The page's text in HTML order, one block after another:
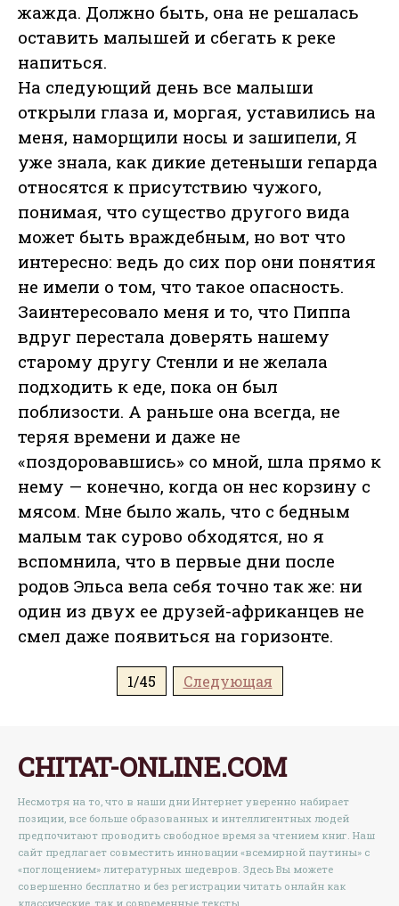
жажда. Должно быть, она не решалась
оставить малышей и сбегать к реке
напиться.
На следующий день все малыши
открыли глаза и, моргая, уставились на
меня, наморщили носы и зашипели, Я
уже знала, как дикие детеныши гепарда
относятся к присутствию чужого,
понимая, что существо другого вида
может быть враждебным, но вот что
интересно: ведь до сих пор они понятия
не имели о том, что такое опасность.
Заинтересовало меня и то, что Пиппа
вдруг перестала доверять нашему
старому другу Стенли и не желала
подходить к еде, пока он был
поблизости. А раньше она всегда, не
теряя времени и даже не
«поздоровавшись» со мной, шла прямо к
нему — конечно, когда он нес корзину с
мясом. Мне было жаль, что с бедным
малым так сурово обходятся, но я
вспомнила, что в первые дни после
родов Эльса вела себя точно так же: ни
один из двух ее друзей-африканцев не
смел даже появиться на горизонте.
1/45 Следующая
CHITAT-ONLINE.COM
Несмотря на то, что в наши дни Интернет уверенно набирает
позиции, все больше образованных и интеллигентных людей
предпочитают проводить свободное время за чтением книг. Наш
сайт предлагает совместить инновации «всемирной паутины» с
«поглощением» литературных шедевров. Здесь Вы можете
совершенно бесплатно и без регистрации читать онлайн как
классические, так и современные тексты.